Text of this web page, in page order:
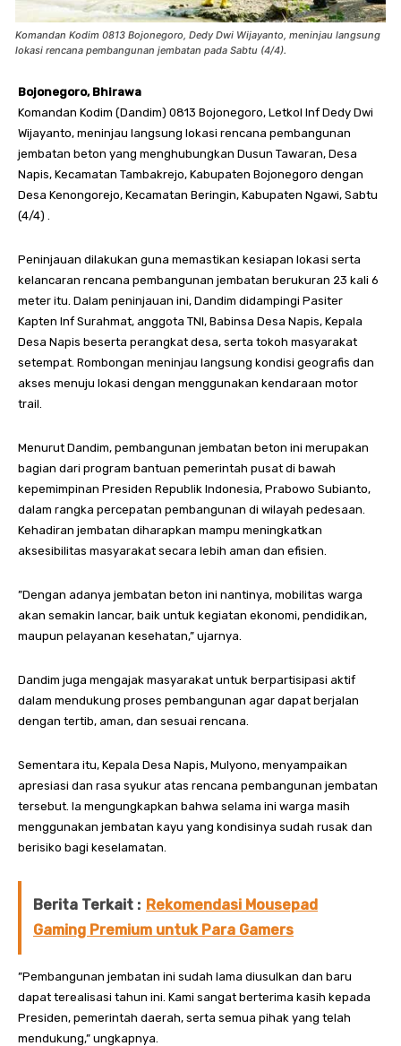
Komandan Kodim 0813 Bojonegoro, Dedy Dwi Wijayanto, meninjau langsung
lokasi rencana pembangunan jembatan pada Sabtu (4/4).
Bojonegoro, Bhirawa
Komandan Kodim (Dandim) 0813 Bojonegoro, Letkol Inf Dedy Dwi
Wijayanto, meninjau langsung lokasi rencana pembangunan
jembatan beton yang menghubungkan Dusun Tawaran, Desa
Napis, Kecamatan Tambakrejo, Kabupaten Bojonegoro dengan
Desa Kenongorejo, Kecamatan Beringin, Kabupaten Ngawi, Sabtu
(4/4) .
Peninjauan dilakukan guna memastikan kesiapan lokasi serta
kelancaran rencana pembangunan jembatan berukuran 23 kali 6
meter itu. Dalam peninjauan ini, Dandim didampingi Pasiter
Kapten Inf Surahmat, anggota TNI, Babinsa Desa Napis, Kepala
Desa Napis beserta perangkat desa, serta tokoh masyarakat
setempat. Rombongan meninjau langsung kondisi geografis dan
akses menuju lokasi dengan menggunakan kendaraan motor
trail.
Menurut Dandim, pembangunan jembatan beton ini merupakan
bagian dari program bantuan pemerintah pusat di bawah
kepemimpinan Presiden Republik Indonesia, Prabowo Subianto,
dalam rangka percepatan pembangunan di wilayah pedesaan.
Kehadiran jembatan diharapkan mampu meningkatkan
aksesibilitas masyarakat secara lebih aman dan efisien.
”Dengan adanya jembatan beton ini nantinya, mobilitas warga
akan semakin lancar, baik untuk kegiatan ekonomi, pendidikan,
maupun pelayanan kesehatan,” ujarnya.
Dandim juga mengajak masyarakat untuk berpartisipasi aktif
dalam mendukung proses pembangunan agar dapat berjalan
dengan tertib, aman, dan sesuai rencana.
Sementara itu, Kepala Desa Napis, Mulyono, menyampaikan
apresiasi dan rasa syukur atas rencana pembangunan jembatan
tersebut. Ia mengungkapkan bahwa selama ini warga masih
menggunakan jembatan kayu yang kondisinya sudah rusak dan
berisiko bagi keselamatan.
Berita Terkait : Rekomendasi Mousepad
Gaming Premium untuk Para Gamers
”Pembangunan jembatan ini sudah lama diusulkan dan baru
dapat terealisasi tahun ini. Kami sangat berterima kasih kepada
Presiden, pemerintah daerah, serta semua pihak yang telah
mendukung,” ungkapnya.